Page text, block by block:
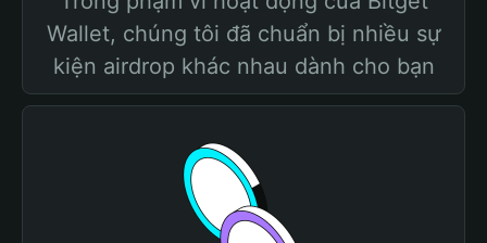
Wallet, chúng tôi đã chuẩn bị nhiều sự
kiện airdrop khác nhau dành cho bạn